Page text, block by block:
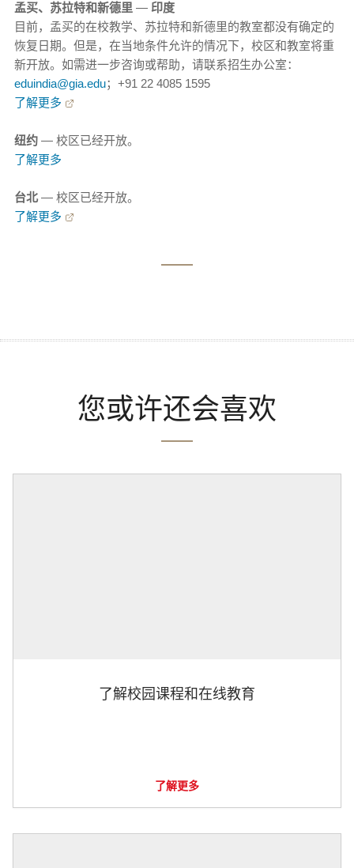
孟买、苏拉特和新德里 — 印度
目前，孟买的在校教学、苏拉特和新德里的教室都没有确定的
恢复日期。但是，在当地条件允许的情况下，校区和教室将重
新开放。如需进一步咨询或帮助，请联系招生办公室：
eduindia@gia.edu；+91 22 4085 1595
了解更多
纽约 — 校区已经开放。
了解更多
台北— 校区已经开放。
了解更多
您或许还会喜欢
了解校园课程和在线教育
了解更多